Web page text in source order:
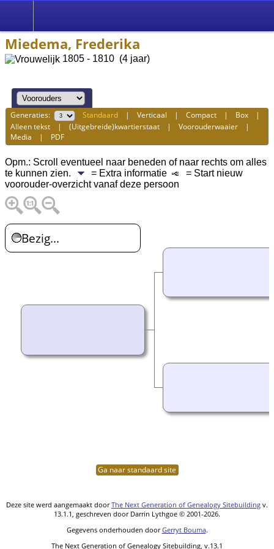
Miedema, Frederika
1805 - 1810 (4 jaar)
Generaties: Standaard |Verticaal |Compact | Box |
Alleen tekst |(Uitgebreide)kwartierstaat |Voorouderwaaier |
Media | PDF
Opm.: Scroll eventueel naar beneden of naar rechts om alles
te kunnen zien.
= Extra informatie
= Start nieuw
voorouder-overzicht vanaf deze persoon
Bezig...
Ga naar standaard site
Deze site werd aangemaakt doorThe Next Generation of Genealogy Sitebuilding v.
13.1.1, geschreven door Darrin Lythgoe © 2001-2026.
Gegevens onderhouden doorGerryt Bouma.
The Next Generation of Genealogy Sitebuilding, v.13.1